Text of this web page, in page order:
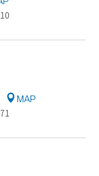
MAP